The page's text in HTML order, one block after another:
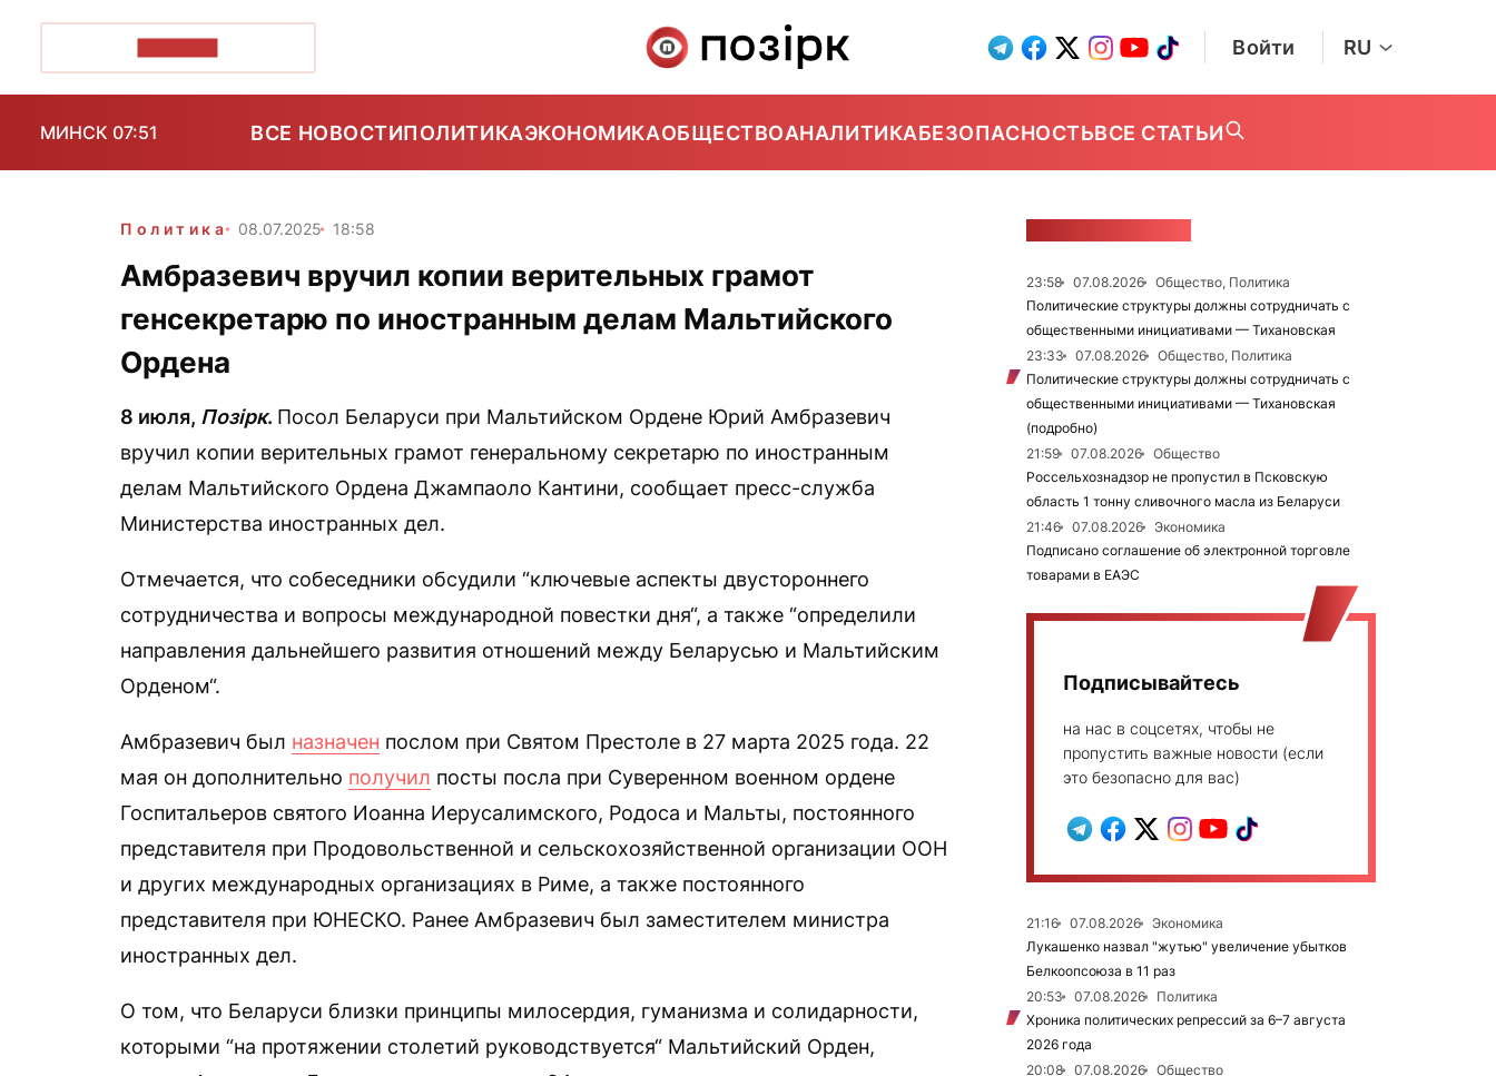
Войти RU
МИНСК 07:51 ВСЕ НОВОСТИПОЛИТИКАЭКОНОМИКАОБЩЕСТВОАНАЛИТИКАБЕЗОПАСНОСТЬВСЕ СТАТЬИ
Политика 08.07.2025 18:58
Амбразевич вручил копии верительных грамот
генсекретарю по иностранным делам Мальтийского
Ордена
8 июля, Позірк. Посол Беларуси при Мальтийском Ордене Юрий Амбразевич
вручил копии верительных грамот генеральному секретарю по иностранным
делам Мальтийского Ордена Джампаоло Кантини, сообщает пресс-служба
Министерства иностранных дел.
Отмечается, что собеседники обсудили “ключевые аспекты двустороннего
сотрудничества и вопросы международной повестки дня“, а также “определили
направления дальнейшего развития отношений между Беларусью и Мальтийским
Орденом“.
Амбразевич был назначен послом при Святом Престоле в 27 марта 2025 года. 22
мая он дополнительно получил посты посла при Суверенном военном ордене
Госпитальеров святого Иоанна Иерусалимского, Родоса и Мальты, постоянного
представителя при Продовольственной и сельскохозяйственной организации ООН
и других международных организациях в Риме, а также постоянного
представителя при ЮНЕСКО. Ранее Амбразевич был заместителем министра
иностранных дел.
О том, что Беларуси близки принципы милосердия, гуманизма и солидарности,
которыми “на протяжении столетий руководствуется“ Мальтийский Орден,
23:58 07.08.2026
Общество, Политика
Политические структуры должны сотрудничать с
общественными инициативами — Тихановская
23:33
07.08.2026
Общество, Политика
Политические структуры должны сотрудничать с
общественными инициативами — Тихановская
(подробно)
21:59
07.08.2026
Общество
Россельхознадзор не пропустил в Псковскую
область 1 тонну сливочного масла из Беларуси
21:46
07.08.2026
Экономика
Подписано соглашение об электронной торговле
товарами в ЕАЭС
Подписывайтесь
на нас в соцсетях, чтобы не
пропустить важные новости (если
это безопасно для вас)
21:16 07.08.2026
Экономика
Лукашенко назвал "жутью" увеличение убытков
Белкоопсоюза в 11 раз
20:53
07.08.2026
Политика
Хроника политических репрессий за 6–7 августа
2026 года
20:08
07.08.2026
Общество